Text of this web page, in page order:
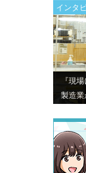
インタ
『現
製造